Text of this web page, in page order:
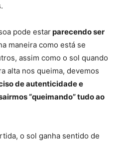
pode estarparecendo ser
maneira como está se
assim como o sol quando
alta nos queima, devemos
de autenticidade e
“queimando” tudo ao
o sol ganha sentido de